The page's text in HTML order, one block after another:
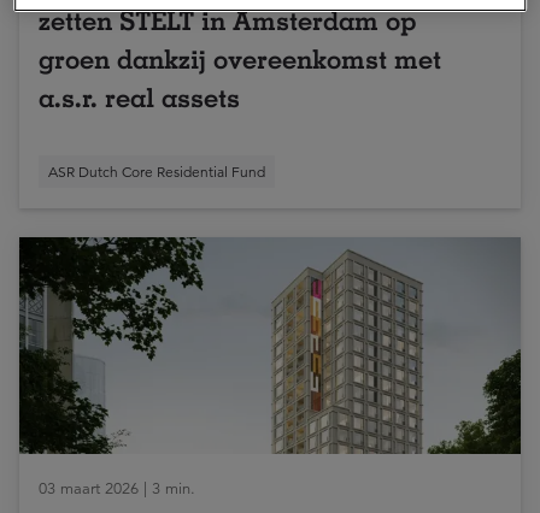
zetten STELT in Amsterdam op
groen dankzij overeenkomst met
a.s.r. real assets
ASR Dutch Core Residential Fund
03 maart 2026 | 3 min.